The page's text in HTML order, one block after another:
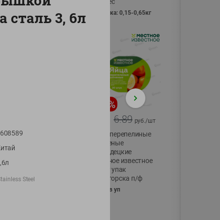
фасовка: 0,15-0,65кг
Масло Топленое
Известное 99%
%
6.89 руб./шт
Яйца перепелиные
копченые
Молодецкие
Местное известное
20 шт упак
Солигорска п/ф
20шт в уп
сталь 3, 6л
Steel